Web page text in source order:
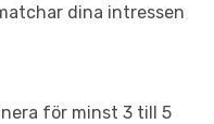
dina intressen
för minst 3 till 5